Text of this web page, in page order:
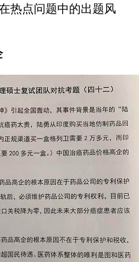
热点问题中的出题风